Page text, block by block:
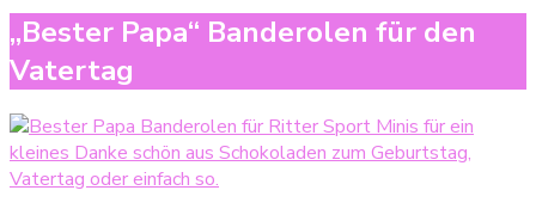
„Bester Papa“ Banderolen für den
Vatertag